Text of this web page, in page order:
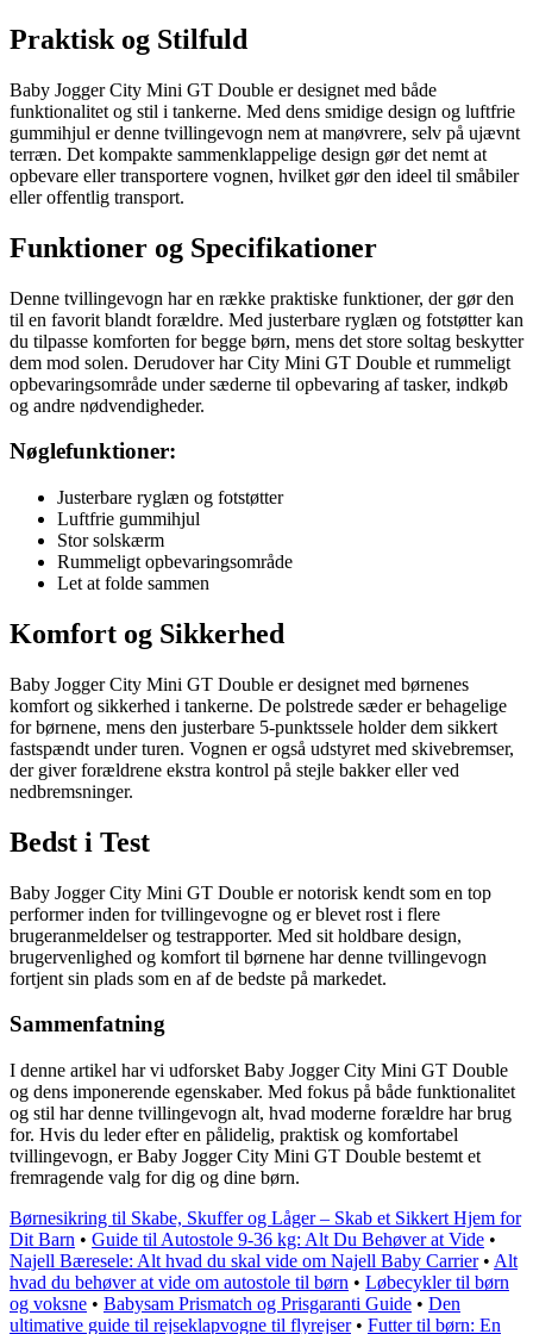
Praktisk og Stilfuld
Baby Jogger City Mini GT Double er designet med både
funktionalitet og stil i tankerne. Med dens smidige design og luftfrie
gummihjul er denne tvillingevogn nem at manøvrere, selv på ujævnt
terræn. Det kompakte sammenklappelige design gør det nemt at
opbevare eller transportere vognen, hvilket gør den ideel til småbiler
eller offentlig transport.
Funktioner og Specifikationer
Denne tvillingevogn har en række praktiske funktioner, der gør den
til en favorit blandt forældre. Med justerbare ryglæn og fotstøtter kan
du tilpasse komforten for begge børn, mens det store soltag beskytter
dem mod solen. Derudover har City Mini GT Double et rummeligt
opbevaringsområde under sæderne til opbevaring af tasker, indkøb
og andre nødvendigheder.
Nøglefunktioner:
Justerbare ryglæn og fotstøtter
Luftfrie gummihjul
Stor solskærm
Rummeligt opbevaringsområde
Let at folde sammen
Komfort og Sikkerhed
Baby Jogger City Mini GT Double er designet med børnenes
komfort og sikkerhed i tankerne. De polstrede sæder er behagelige
for børnene, mens den justerbare 5-punktssele holder dem sikkert
fastspændt under turen. Vognen er også udstyret med skivebremser,
der giver forældrene ekstra kontrol på stejle bakker eller ved
nedbremsninger.
Bedst i Test
Baby Jogger City Mini GT Double er notorisk kendt som en top
performer inden for tvillingevogne og er blevet rost i flere
brugeranmeldelser og testrapporter. Med sit holdbare design,
brugervenlighed og komfort til børnene har denne tvillingevogn
fortjent sin plads som en af de bedste på markedet.
Sammenfatning
I denne artikel har vi udforsket Baby Jogger City Mini GT Double
og dens imponerende egenskaber. Med fokus på både funktionalitet
og stil har denne tvillingevogn alt, hvad moderne forældre har brug
for. Hvis du leder efter en pålidelig, praktisk og komfortabel
tvillingevogn, er Baby Jogger City Mini GT Double bestemt et
fremragende valg for dig og dine børn.
Børnesikring til Skabe, Skuffer og Låger – Skab et Sikkert Hjem for
Dit Barn • Guide til Autostole 9-36 kg: Alt Du Behøver at Vide •
Najell Bæresele: Alt hvad du skal vide om Najell Baby Carrier• Alt
hvad du behøver at vide om autostole til børn • Løbecykler til børn
og voksne • Babysam Prismatch og Prisgaranti Guide • Den
ultimative guide til rejseklapvogne til flyrejser• Futter til børn: En